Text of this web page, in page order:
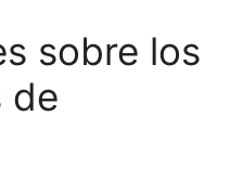
sobre los
de